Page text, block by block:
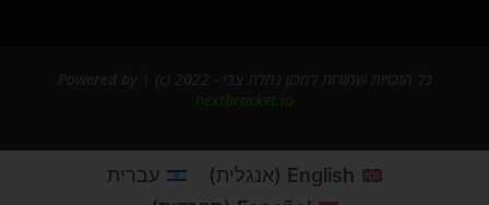
nextbracket.io
English
(אנגלית)
עברית